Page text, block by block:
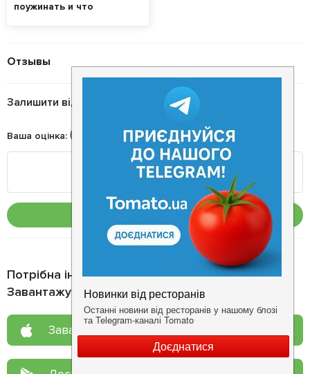
поужинать и что
Отзывы
Залишити відгук
Ваша оцінка:
Потрібна інформація про заклад?
Завантажуйте додаток!
Завантажте у